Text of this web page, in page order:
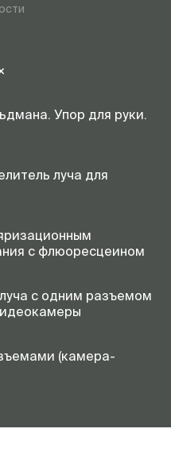
Упор для руки.
луча для
с флюоресцеином
с одним разъемом
(камера-